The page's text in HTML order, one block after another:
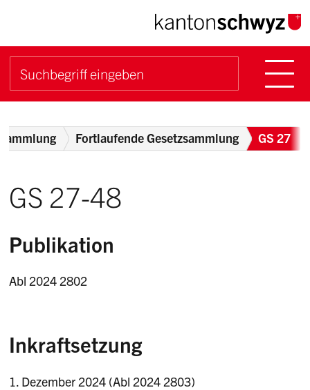
Navigieren im Kanton
Schnellnavigation
Suchbegriff
Breadcrumb
Fortlaufende Gesetzsammlung GS 27
GS 27-48
Publikation
Abl 2024 2802
Inkraftsetzung
1. Dezember 2024 (Abl 2024 2803)